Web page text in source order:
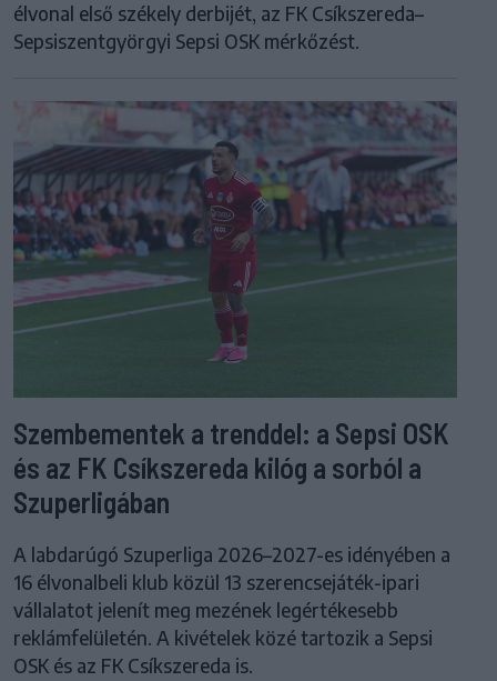
élvonal első székely derbijét, az FK Csíkszereda–
Sepsiszentgyörgyi Sepsi OSK mérkőzést.
Szembementek a trenddel: a Sepsi OSK
és az FK Csíkszereda kilóg a sorból a
Szuperligában
A labdarúgó Szuperliga 2026–2027-es idényében a
16 élvonalbeli klub közül 13 szerencsejáték-ipari
vállalatot jelenít meg mezének legértékesebb
reklámfelületén. A kivételek közé tartozik a Sepsi
OSK és az FK Csíkszereda is.